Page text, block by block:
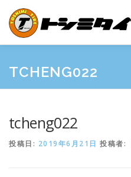
キ
HOME MAINTENANCE
TCHENG022
tcheng022
投稿日: 2019年6月21日 投稿者: